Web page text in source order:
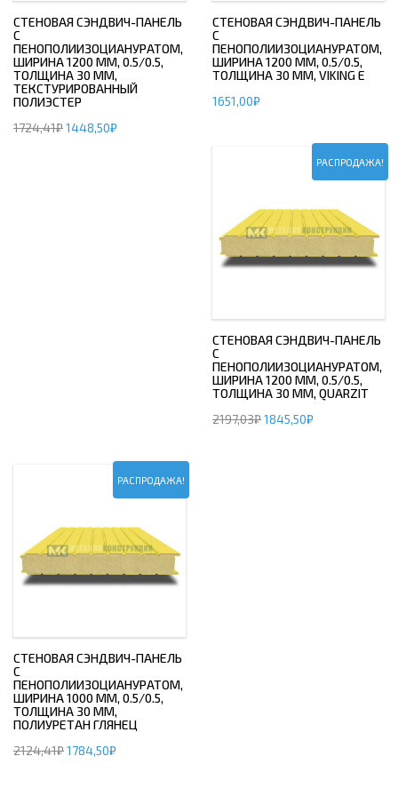
СТЕНОВАЯ СЭНДВИЧ-ПАНЕЛЬ
С
ПЕНОПОЛИИЗОЦИАНУРАТОМ,
ШИРИНА 1200 ММ, 0.5/0.5,
ТОЛЩИНА 30 ММ,
ТЕКСТУРИРОВАННЫЙ
ПОЛИЭСТЕР
1724,41₽1448,50₽
СТЕНОВАЯ СЭНДВИЧ-ПАНЕЛЬ
С
ПЕНОПОЛИИЗОЦИАНУРАТОМ,
ШИРИНА 1200 ММ, 0.5/0.5,
ТОЛЩИНА 30 ММ, VIKING E
1651,00₽
РАСПРОДАЖА!
СТЕНОВАЯ СЭНДВИЧ-ПАНЕЛЬ
С
ПЕНОПОЛИИЗОЦИАНУРАТОМ,
ШИРИНА 1200 ММ, 0.5/0.5,
ТОЛЩИНА 30 ММ, QUARZIT
2197,03₽1845,50₽
РАСПРОДАЖА!
СТЕНОВАЯ СЭНДВИЧ-ПАНЕЛЬ
С
ПЕНОПОЛИИЗОЦИАНУРАТОМ,
ШИРИНА 1000 ММ, 0.5/0.5,
ТОЛЩИНА 30 ММ,
ПОЛИУРЕТАН ГЛЯНЕЦ
2124,41₽1784,50₽